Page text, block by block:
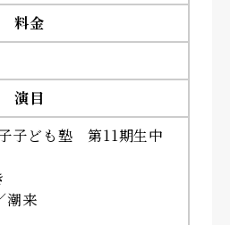
料金
演目
子ども塾 第11期生中
来